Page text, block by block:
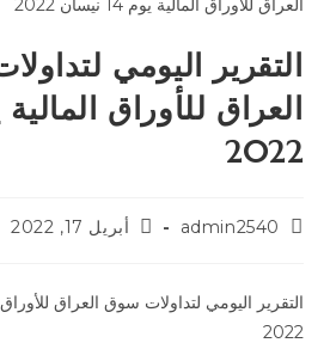
التقرير اليومي
2022
admin2540 أبريل 17, 2022
2022